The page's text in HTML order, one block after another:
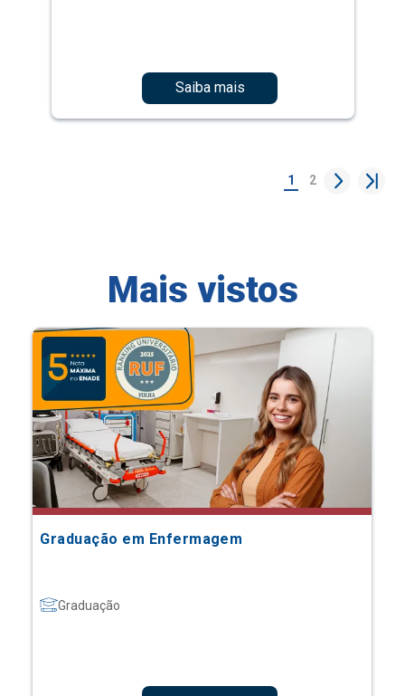
Saiba mais
1 2
Mais vistos
Graduação em Enfermagem
Graduação